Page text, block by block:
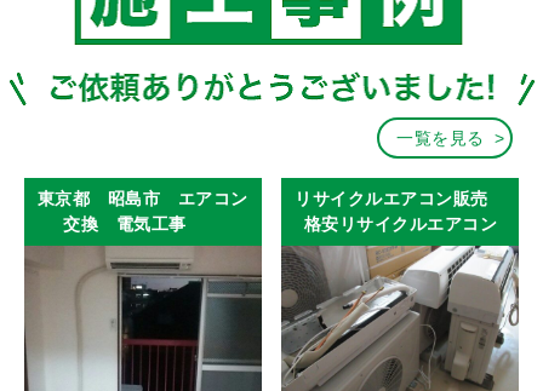
一覧を見る
東京都 昭島市 エアコン
交換 電気工事
リサイクルエアコン販売
格安リサイクルエアコン